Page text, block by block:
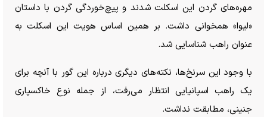
مهره‌های گردن این اسکلت شدند و پیچ‌خوردگی گردن با داستان
«لیوا» همخوانی داشت. بر همین اساس هویت این اسکلت به
عنوان راهب شناسایی شد.
با وجود این سرنخ‌ها، نکته‌های دیگری درباره این گور با آنچه برای
یک راهب اسپانیایی انتظار می‌رفت، از جمله نوع خاکسپاری
جنینی، مطابقت نداشت.